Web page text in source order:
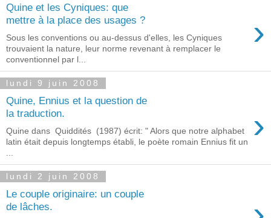
Quine et les Cyniques: que
mettre à la place des usages ?
›
Sous les conventions ou au-dessus d'elles, les Cyniques
trouvaient la nature, leur norme revenant à remplacer le
conventionnel par l...
lundi 9 juin 2008
Quine, Ennius et la question de
la traduction.
›
Quine dans Quiddités (1987) écrit: " Alors que notre alphabet
latin était depuis longtemps établi, le poète romain Ennius fit un
lundi 2 juin 2008
Le couple originaire: un couple
de lâches.